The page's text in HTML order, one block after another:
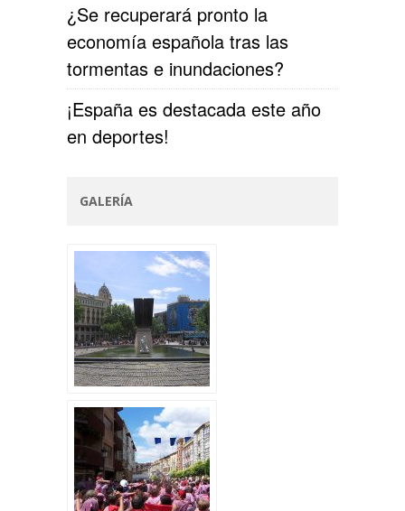
¿Se recuperará pronto la
economía española tras las
tormentas e inundaciones?
¡España es destacada este año
en deportes!
GALERÍA